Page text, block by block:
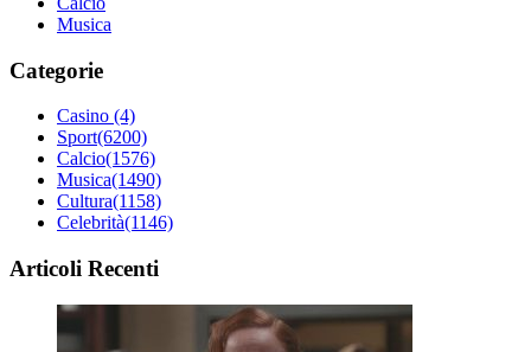
Musica
Categorie
Casino (4)
Sport(6200)
Calcio(1576)
Musica(1490)
Cultura(1158)
Celebrità(1146)
Articoli Recenti